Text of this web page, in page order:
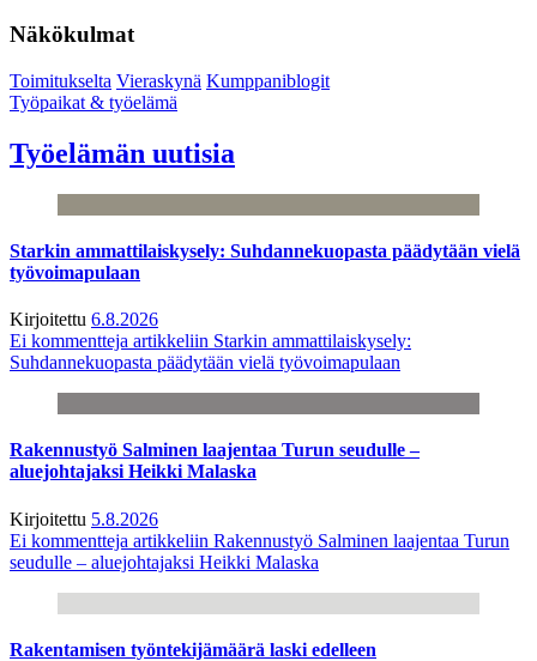
Näkökulmat
Toimitukselta Vieraskynä Kumppaniblogit
Työpaikat & työelämä
Työelämän uutisia
Starkin ammattilaiskysely: Suhdannekuopasta päädytään vielä
työvoimapulaan
Kirjoitettu 6.8.2026
Ei kommentteja artikkeliin Starkin ammattilaiskysely:
Suhdannekuopasta päädytään vielä työvoimapulaan
Rakennustyö Salminen laajentaa Turun seudulle –
aluejohtajaksi Heikki Malaska
Kirjoitettu 5.8.2026
Ei kommentteja artikkeliin Rakennustyö Salminen laajentaa Turun
seudulle – aluejohtajaksi Heikki Malaska
Rakentamisen työntekijämäärä laski edelleen